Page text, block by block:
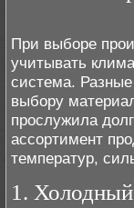
При выборе
учитывать
система.
выбору
прослужила
ассортимент
температур,
1.